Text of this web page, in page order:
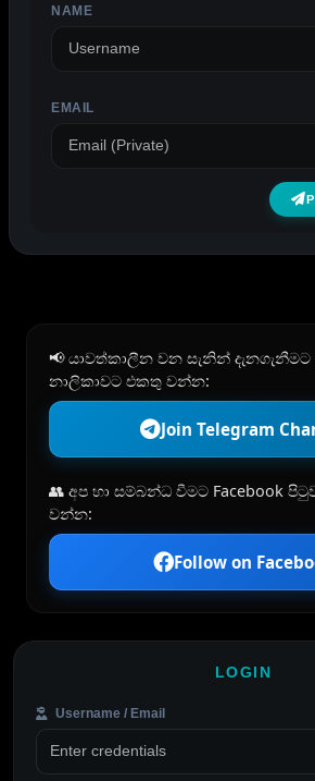
NAME
EMAIL
📢 යාවත්කාලීන වන සැනින් දැනගැනීමට
නාලිකාවට එකතු වන්න:
Join Telegram
👥 අප හා සම්බන්ධ වීමට Facebook
වන්න:
Follow on
LOGIN
Username / Email